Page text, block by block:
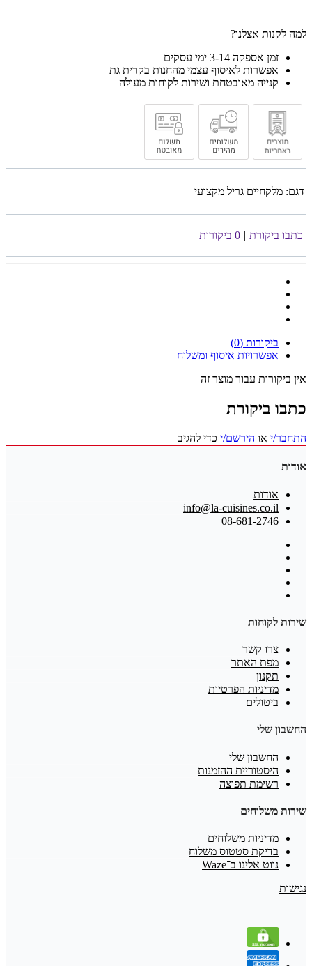
למה לקנות אצלנו?
זמן אספקה 3-14 ימי עסקים
אפשרות לאיסוף עצמי מהחנות בקרית גת
קנייה מאובטחת ושירות לקוחות מעולה
דגם: מלקחיים גריל מקצועי
כתבו ביקורת | 0 ביקורות
ביקורות (0)
אפשרויות איסוף ומשלוח
אין ביקורות עבור מוצר זה
כתבו ביקורת
התחבר/י או הירשם/י כדי להגיב
אודות
אודות
info@la-cuisines.co.il
08-681-2746
שירות לקוחות
צרו קשר
מפת האתר
תקנון
מדיניות הפרטיות
ביטולים
החשבון שלי
החשבון שלי
היסטוריית ההזמנות
רשימת תפוצה
שירות משלוחים
מדיניות משלוחים
בדיקת סטטוס משלוח
נווט אלינו ב־Waze
נגישות